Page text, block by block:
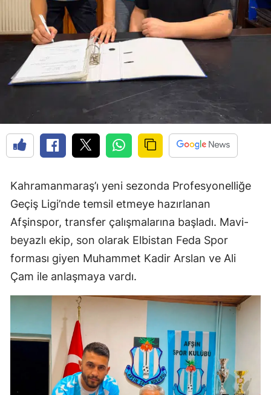
Kahramanmaraş’ı yeni sezonda Profesyonelliğe
Geçiş Ligi’nde temsil etmeye hazırlanan
Afşinspor, transfer çalışmalarına başladı. Mavi-
beyazlı ekip, son olarak Elbistan Feda Spor
forması giyen Muhammet Kadir Arslan ve Ali
Çam ile anlaşmaya vardı.